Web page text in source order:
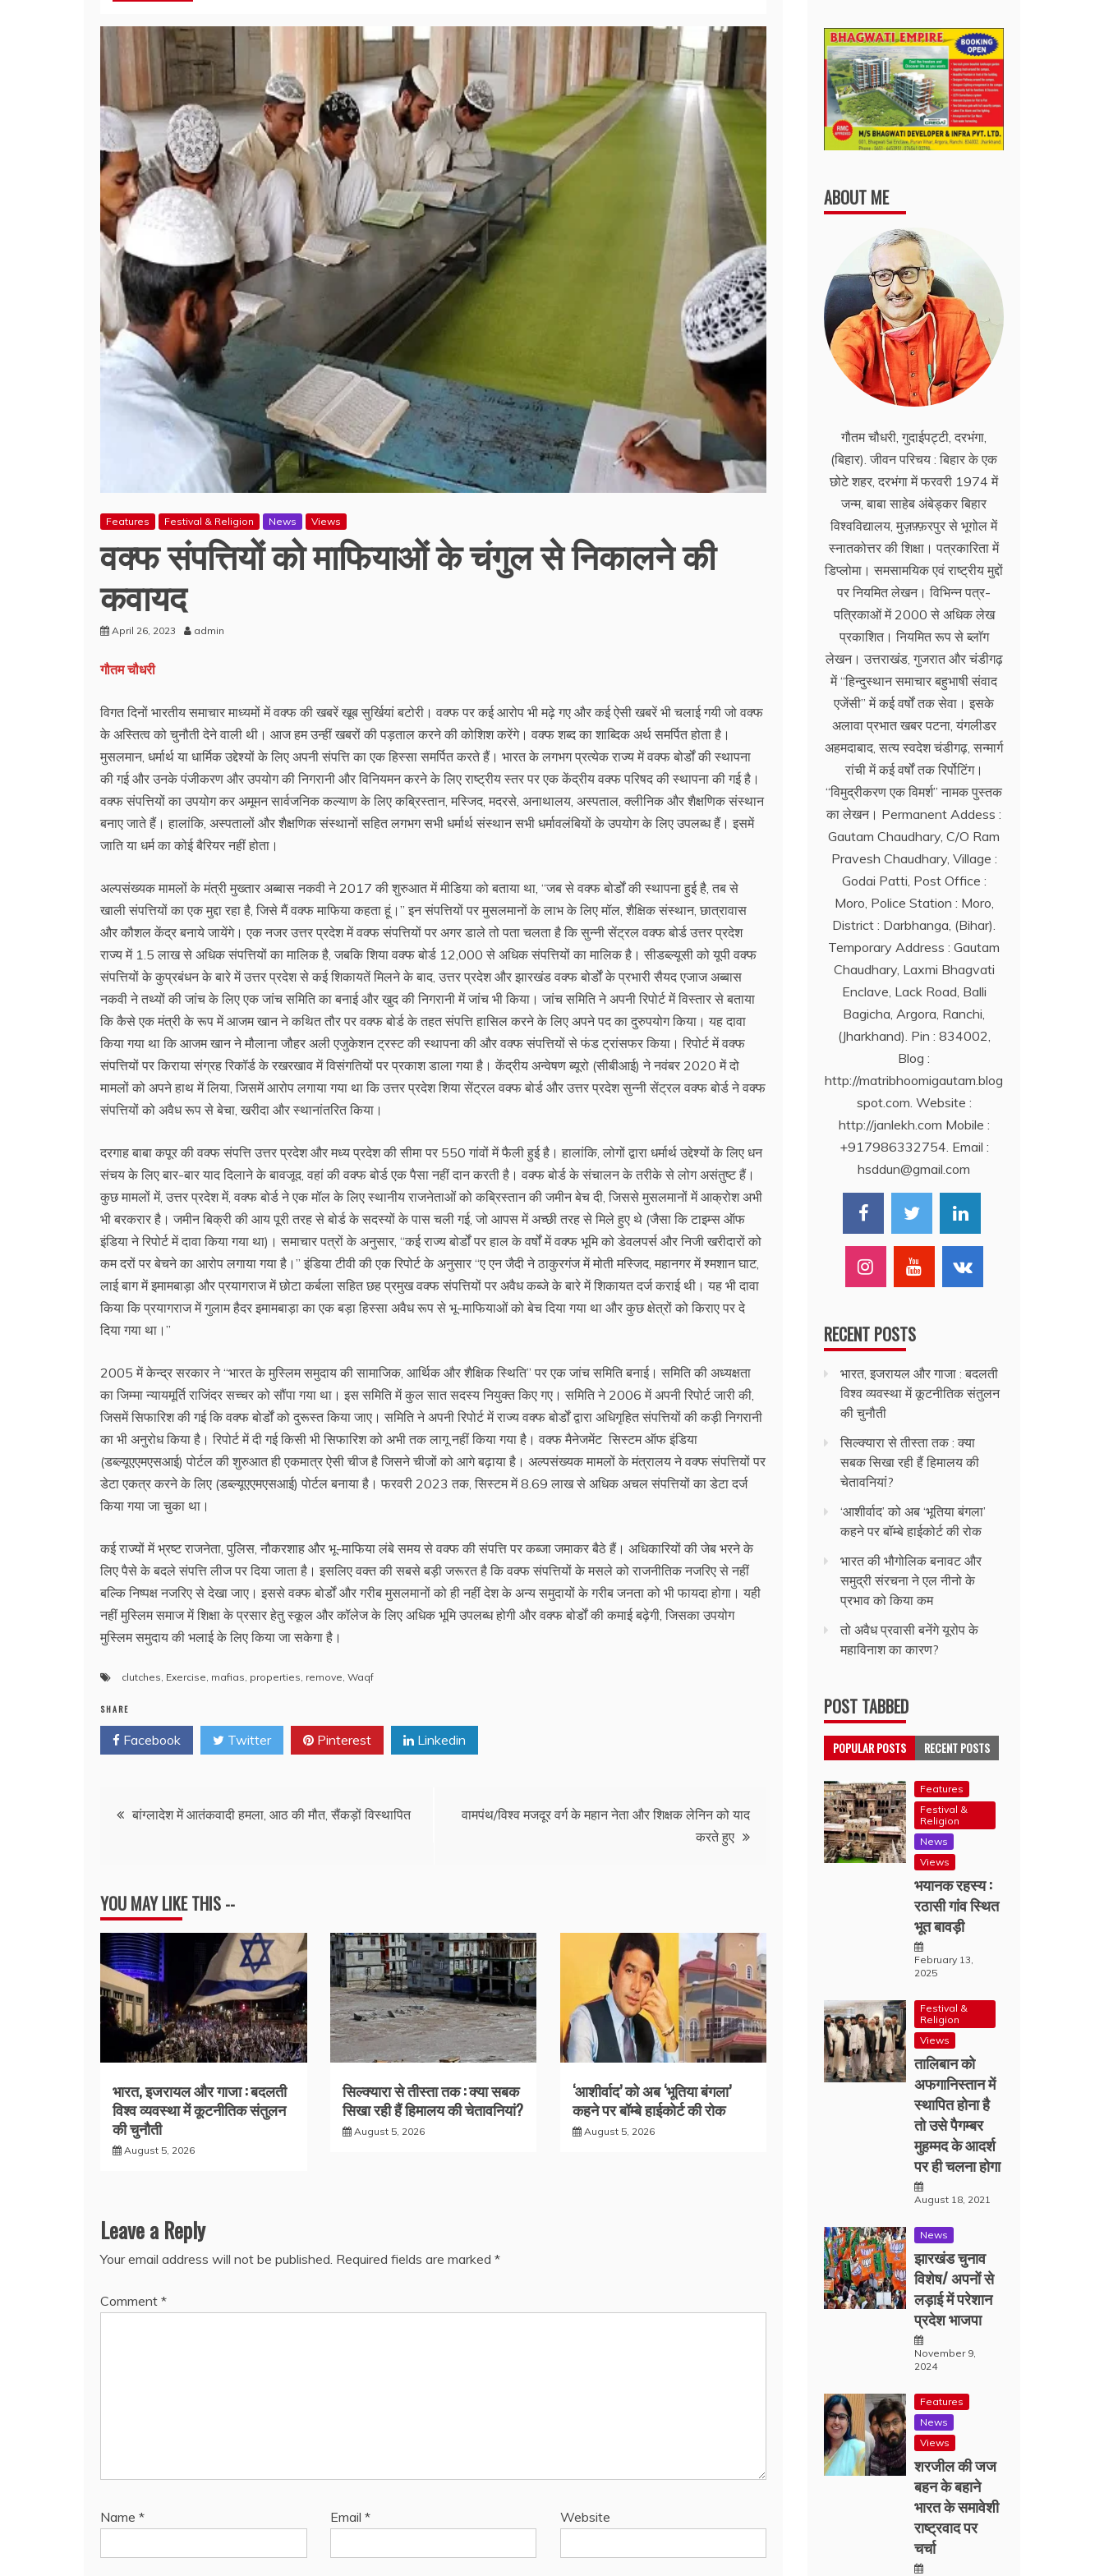
Features Festival & Religion News Views
वक्फ संपत्तियों को माफियाओं के चंगुल से निकालने की
कवायद
April 26, 2023 admin
गौतम चौधरी
विगत दिनों भारतीय समाचार माध्यमों में वक्फ की खबरें खूब सुर्खियां बटोरी। वक्फ पर कई आरोप भी मढ़े गए और कई ऐसी खबरें भी चलाई गयी जो वक्फ
के अस्तित्व को चुनौती देने वाली थी। आज हम उन्हीं खबरों की पड़ताल करने की कोशिश करेंगे। वक्फ शब्द का शाब्दिक अर्थ समर्पित होता है।
मुसलमान, धर्मार्थ या धार्मिक उद्देश्यों के लिए अपनी संपत्ति का एक हिस्सा समर्पित करते हैं। भारत के लगभग प्रत्येक राज्य में वक्फ बोर्डों की स्थापना
की गई और उनके पंजीकरण और उपयोग की निगरानी और विनियमन करने के लिए राष्ट्रीय स्तर पर एक केंद्रीय वक्फ परिषद की स्थापना की गई है।
वक्फ संपत्तियों का उपयोग कर अमूमन सार्वजनिक कल्याण के लिए कब्रिस्तान, मस्जिद, मदरसे, अनाथालय, अस्पताल, क्लीनिक और शैक्षणिक संस्थान
बनाए जाते हैं। हालांकि, अस्पतालों और शैक्षणिक संस्थानों सहित लगभग सभी धर्मार्थ संस्थान सभी धर्मावलंबियों के उपयोग के लिए उपलब्ध हैं। इसमें
जाति या धर्म का कोई बैरियर नहीं होता।
अल्पसंख्यक मामलों के मंत्री मुख्तार अब्बास नकवी ने 2017 की शुरुआत में मीडिया को बताया था, ‘‘जब से वक्फ बोर्डों की स्थापना हुई है, तब से
खाली संपत्तियों का एक मुद्दा रहा है, जिसे मैं वक्फ माफिया कहता हूं।’’ इन संपत्तियों पर मुसलमानों के लाभ के लिए मॉल, शैक्षिक संस्थान, छात्रावास
और कौशल केंद्र बनाये जायेंगे। एक नजर उत्तर प्रदेश में वक्फ संपत्तियों पर अगर डाले तो पता चलता है कि सुन्नी सेंट्रल वक्फ बोर्ड उत्तर प्रदेश
राज्य में 1.5 लाख से अधिक संपत्तियों का मालिक है, जबकि शिया वक्फ बोर्ड 12,000 से अधिक संपत्तियों का मालिक है। सीडब्ल्यूसी को यूपी वक्फ
संपत्तियों के कुप्रबंधन के बारे में उत्तर प्रदेश से कई शिकायतें मिलने के बाद, उत्तर प्रदेश और झारखंड वक्फ बोर्डों के प्रभारी सैयद एजाज अब्बास
नकवी ने तथ्यों की जांच के लिए एक जांच समिति का बनाई और खुद की निगरानी में जांच भी किया। जांच समिति ने अपनी रिपोर्ट में विस्तार से बताया
कि कैसे एक मंत्री के रूप में आजम खान ने कथित तौर पर वक्फ बोर्ड के तहत संपत्ति हासिल करने के लिए अपने पद का दुरुपयोग किया। यह दावा
किया गया था कि आजम खान ने मौलाना जौहर अली एजुकेशन ट्रस्ट की स्थापना की और वक्फ संपत्तियों से फंड ट्रांसफर किया। रिपोर्ट में वक्फ
संपत्तियों पर किराया संग्रह रिकॉर्ड के रखरखाव में विसंगतियों पर प्रकाश डाला गया है। केंद्रीय अन्वेषण ब्यूरो (सीबीआई) ने नवंबर 2020 में दो
मामलों को अपने हाथ में लिया, जिसमें आरोप लगाया गया था कि उत्तर प्रदेश शिया सेंट्रल वक्फ बोर्ड और उत्तर प्रदेश सुन्नी सेंट्रल वक्फ बोर्ड ने वक्फ
संपत्तियों को अवैध रूप से बेचा, खरीदा और स्थानांतरित किया।
दरगाह बाबा कपूर की वक्फ संपत्ति उत्तर प्रदेश और मध्य प्रदेश की सीमा पर 550 गांवों में फैली हुई है। हालांकि, लोगों द्वारा धर्मार्थ उद्देश्यों के लिए धन
संचय के लिए बार-बार याद दिलाने के बावजूद, वहां की वक्फ बोर्ड एक पैसा नहीं दान करती है। वक्फ बोर्ड के संचालन के तरीके से लोग असंतुष्ट हैं।
कुछ मामलों में, उत्तर प्रदेश में, वक्फ बोर्ड ने एक मॉल के लिए स्थानीय राजनेताओं को कब्रिस्तान की जमीन बेच दी, जिससे मुसलमानों में आक्रोश अभी
भी बरकरार है। जमीन बिक्री की आय पूरी तरह से बोर्ड के सदस्यों के पास चली गई, जो आपस में अच्छी तरह से मिले हुए थे (जैसा कि टाइम्स ऑफ
इंडिया ने रिपोर्ट में दावा किया गया था)। समाचार पत्रों के अनुसार, ‘‘कई राज्य बोर्डों पर हाल के वर्षों में वक्फ भूमि को डेवलपर्स और निजी खरीदारों को
कम दरों पर बेचने का आरोप लगाया गया है।’’ इंडिया टीवी की एक रिपोर्ट के अनुसार ‘‘ए एन जैदी ने ठाकुरगंज में मोती मस्जिद, महानगर में श्मशान घाट,
लाई बाग में इमामबाड़ा और प्रयागराज में छोटा कर्बला सहित छह प्रमुख वक्फ संपत्तियों पर अवैध कब्जे के बारे में शिकायत दर्ज कराई थी। यह भी दावा
किया कि प्रयागराज में गुलाम हैदर इमामबाड़ा का एक बड़ा हिस्सा अवैध रूप से भू-माफियाओं को बेच दिया गया था और कुछ क्षेत्रों को किराए पर दे
दिया गया था।’’
2005 में केन्द्र सरकार ने ‘‘भारत के मुस्लिम समुदाय की सामाजिक, आर्थिक और शैक्षिक स्थिति’’ पर एक जांच समिति बनाई। समिति की अध्यक्षता
का जिम्मा न्यायमूर्ति राजिंदर सच्चर को सौंपा गया था। इस समिति में कुल सात सदस्य नियुक्त किए गए। समिति ने 2006 में अपनी रिपोर्ट जारी की,
जिसमें सिफारिश की गई कि वक्फ बोर्डों को दुरूस्त किया जाए। समिति ने अपनी रिपोर्ट में राज्य वक्फ बोर्डों द्वारा अधिगृहित संपत्तियों की कड़ी निगरानी
का भी अनुरोध किया है। रिपोर्ट में दी गई किसी भी सिफारिश को अभी तक लागू नहीं किया गया है। वक्फ मैनेजमेंट सिस्टम ऑफ इंडिया
(डब्ल्यूएएमएसआई) पोर्टल की शुरुआत ही एकमात्र ऐसी चीज है जिसने चीजों को आगे बढ़ाया है। अल्पसंख्यक मामलों के मंत्रालय ने वक्फ संपत्तियों पर
डेटा एकत्र करने के लिए (डब्ल्यूएएमएसआई) पोर्टल बनाया है। फरवरी 2023 तक, सिस्टम में 8.69 लाख से अधिक अचल संपत्तियों का डेटा दर्ज
किया गया जा चुका था।
कई राज्यों में भ्रष्ट राजनेता, पुलिस, नौकरशाह और भू-माफिया लंबे समय से वक्फ की संपत्ति पर कब्जा जमाकर बैठे हैं। अधिकारियों की जेब भरने के
लिए पैसे के बदले संपत्ति लीज पर दिया जाता है। इसलिए वक्त की सबसे बड़ी जरूरत है कि वक्फ संपत्तियों के मसले को राजनीतिक नजरिए से नहीं
बल्कि निष्पक्ष नजरिए से देखा जाए। इससे वक्फ बोर्डों और गरीब मुसलमानों को ही नहीं देश के अन्य समुदायों के गरीब जनता को भी फायदा होगा। यही
नहीं मुस्लिम समाज में शिक्षा के प्रसार हेतु स्कूल और कॉलेज के लिए अधिक भूमि उपलब्ध होगी और वक्फ बोर्डों की कमाई बढ़ेगी, जिसका उपयोग
मुस्लिम समुदाय की भलाई के लिए किया जा सकेगा है।
clutches Exercise mafias properties remove Waqf
SHARE
Facebook Twitter Pinterest Linkedin
Postबांग्लादेश में आतंकवादी हमला, आठ की मौत, सैंकड़ों विस्थापित
वामपंथ/विश्व मजदूर वर्ग के महान नेता और शिक्षक लेनिन को याद
करते हुए
YOU MAY LIKE THIS --
भारत, इजरायल और गाजा : बदलती
विश्व व्यवस्था में कूटनीतिक संतुलन
की चुनौती
August 5, 2026
सिल्क्यारा से तीस्ता तक : क्या सबक
सिखा रही हैं हिमालय की चेतावनियां?
August 5, 2026
‘आशीर्वाद’ को अब ‘भूतिया बंगला’
कहने पर बॉम्बे हाईकोर्ट की रोक
August 5, 2026
Leave a Reply
Your email address will not be published. Required fields are marked *
Comment *
Name * Email * Website
ABOUT ME
गौतम चौधरी, गुदाईपट्टी, दरभंगा,
(बिहार). जीवन परिचय : बिहार के एक
छोटे शहर, दरभंगा में फरवरी 1974 में
जन्म, बाबा साहेब अंबेड्कर बिहार
विश्वविद्यालय, मुज़फ़्फ़रपुर से भूगोल में
स्नातकोत्तर की शिक्षा। पत्रकारिता में
डिप्लोमा। समसामयिक एवं राष्ट्रीय मुद्दों
पर नियमित लेखन। विभिन्न पत्र-
पत्रिकाओं में 2000 से अधिक लेख
प्रकाशित। नियमित रूप से ब्लाॅग
लेखन। उत्तराखंड, गुजरात और चंडीगढ़
में ‘‘हिन्दुस्थान समाचार बहुभाषी संवाद
एजेंसी’’ में कई वर्षों तक सेवा। इसके
अलावा प्रभात खबर पटना, यंगलीडर
अहमदाबाद, सत्य स्वदेश चंडीगढ़, सन्मार्ग
रांची में कई वर्षों तक रिर्पोटिंग।
‘‘विमुद्रीकरण एक विमर्श’’ नामक पुस्तक
का लेखन। Permanent Addess :
Gautam Chaudhary, C/O Ram
Pravesh Chaudhary, Village :
Godai Patti, Post Office :
Moro, Police Station : Moro,
District : Darbhanga, (Bihar).
Temporary Address : Gautam
Chaudhary, Laxmi Bhagvati
Enclave, Lack Road, Balli
Bagicha, Argora, Ranchi,
(Jharkhand). Pin : 834002,
Blog :
http://matribhoomigautam.blog
spot.com. Website :
http://janlekh.com Mobile :
+917986332754. Email :
hsddun@gmail.com
RECENT POSTS
भारत, इजरायल और गाजा : बदलती
विश्व व्यवस्था में कूटनीतिक संतुलन
की चुनौती
सिल्क्यारा से तीस्ता तक : क्या
सबक सिखा रही हैं हिमालय की
चेतावनियां?
‘आशीर्वाद’ को अब ‘भूतिया बंगला’
कहने पर बॉम्बे हाईकोर्ट की रोक
भारत की भौगोलिक बनावट और
समुद्री संरचना ने एल नीनो के
प्रभाव को किया कम
तो अवैध प्रवासी बनेंगे यूरोप के
महाविनाश का कारण?
POST TABBED
POPULAR POSTS RECENT POSTS
Features
Festival &
Religion
News
Views
भयानक रहस्य :
रठासी गांव स्थित
भूत बावड़ी
February 13,
2025
Festival &
Religion
Views
तालिबान को
अफगानिस्तान में
स्थापित होना है
तो उसे पैगम्बर
मुहम्मद के आदर्श
पर ही चलना होगा
August 18, 2021
News
झारखंड चुनाव
विशेष/ अपनों से
लड़ाई में परेशान
प्रदेश भाजपा
November 9,
2024
Features
News
Views
शरजील की जज
बहन के बहाने
भारत के समावेशी
राष्ट्रवाद पर
चर्चा